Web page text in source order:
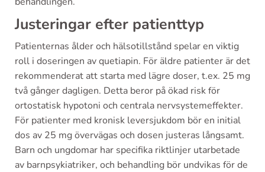
Justeringar efter patienttyp
Patienternas ålder och hälsotillstånd spelar en viktig
roll i doseringen av quetiapin. För äldre patienter är det
rekommenderat att starta med lägre doser, t.ex. 25 mg
två gånger dagligen. Detta beror på ökad risk för
ortostatisk hypotoni och centrala nervsystemeffekter.
För patienter med kronisk leversjukdom bör en initial
dos av 25 mg övervägas och dosen justeras långsamt.
Barn och ungdomar har specifika riktlinjer utarbetade
av barnpsykiatriker, och behandling bör undvikas för de